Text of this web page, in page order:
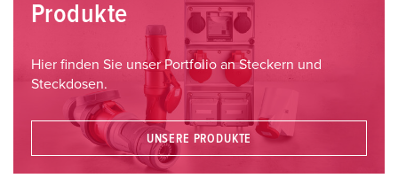
Produkte
Hier finden Sie unser Portfolio an Steckern und
Steckdosen.
UNSERE PRODUKTE